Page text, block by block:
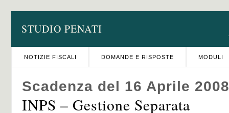
STUDIO PENATI
NOTIZIE FISCALI DOMANDE E RISPOSTE MODULI
Scadenza del 16 Aprile 2008
INPS – Gestione Separata